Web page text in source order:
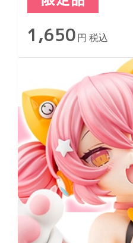
1,650 円 税込